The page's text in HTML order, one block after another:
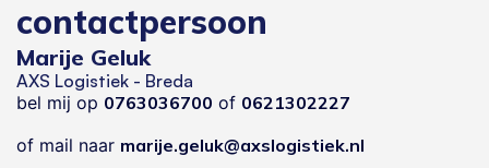
contactpersoon
Marije Geluk
AXS Logistiek - Breda
bel mij op 0763036700 of 0621302227
of mail naar marije.geluk@axslogistiek.nl